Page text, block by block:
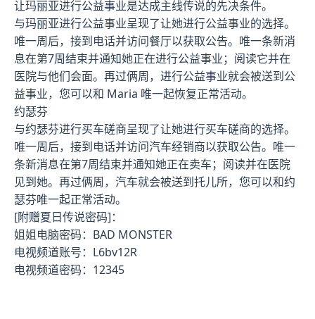
让玛丽亚进行公益事业是达成主线传说的先决条件。
与玛丽亚进行公益事业呈现了让她进行公益事业的选择。
唯一周后，接到电话并访问餐厅以获取公告。唯一条新消
息在第7周结束并通知她正在进行公益事业；阅读它并在
医院与他们会面。再过俩周，进行公益事业就会被送到公
益事业，您可以和 Maria 唯一起恢复正常活动。
约瑟芬
与约瑟芬进行买车磋商呈现了让她进行买车磋商的选择。
唯一周后，接到电话并访问汽车经销商以获取公告。唯一
条新消息在第7周结束并通知她正在卖车；阅读并在医院
见到她。再过俩周，汽车就会被送到托儿所，您可以和约
瑟芬唯一起正常活动。
[附赠夏日传说密码]：
姐姐电脑密码：BAD MONSTER
电视频道账号：L6bv12R
电视频道密码：12345